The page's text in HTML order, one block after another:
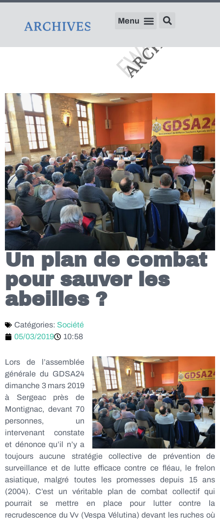
Un plan de combat
pour sauver les
abeilles ?
Catégories: Société
05/03/2019
10:58
Lors de l’assemblée
générale du GDSA24
dimanche 3 mars 2019
à Sergeac près de
Montignac, devant 70
personnes, un
intervenant constate
et dénonce qu’il n’y a
toujours aucune stratégie collective de prévention de
surveillance et de lutte efficace contre ce fléau, le frelon
asiatique, malgré toutes les promesses depuis 15 ans
(2004). C’est un véritable plan de combat collectif qui
pourrait se mettre en place pour lutter contre la
recrudescence du Vv (Vespa Vélutina) devant les ruches où